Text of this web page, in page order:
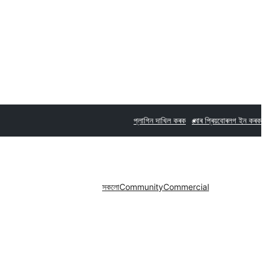
প্লাগিন দাখিল কৰক মোৰ প্ৰিয়বোৰলগ ইন কৰক
সকলোCommunityCommercial